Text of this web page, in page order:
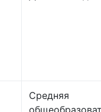
Средняя